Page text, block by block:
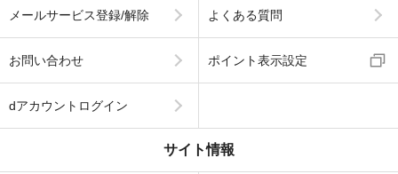
メールサービス登録/解除 よくある質問
お問い合わせ ポイント表示設定
dアカウントログイン
サイト情報